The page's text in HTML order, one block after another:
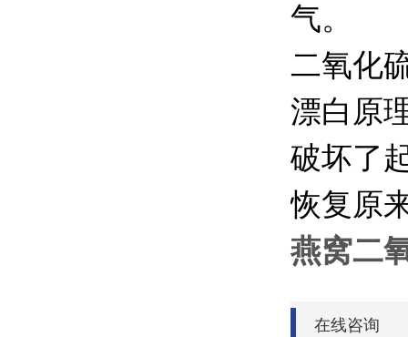
气。
二氧化
漂白原
破坏了
恢复原
燕窝二
在线咨询